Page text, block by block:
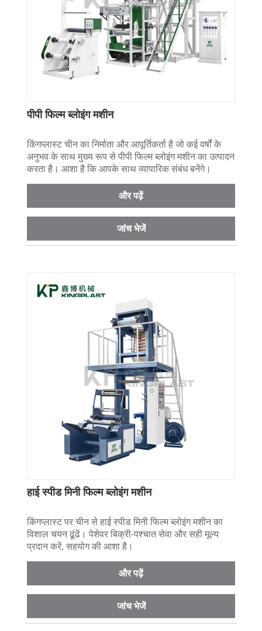
पीपी फिल्म ब्लोइंग मशीन
किंगप्लास्ट चीन का निर्माता और आपूर्तिकर्ता है जो कई वर्षों के
अनुभव के साथ मुख्य रूप से पीपी फिल्म ब्लोइंग मशीन का उत्पादन
करता है। आशा है कि आपके साथ व्यापारिक संबंध बनेंगे।
और पढ़ें
जांच भेजें
हाई स्पीड मिनी फिल्म ब्लोइंग मशीन
किंगप्लास्ट पर चीन से हाई स्पीड मिनी फिल्म ब्लोइंग मशीन का
विशाल चयन ढूंढें। पेशेवर बिक्री-पश्चात सेवा और सही मूल्य
प्रदान करें, सहयोग की आशा है।
और पढ़ें
जांच भेजें